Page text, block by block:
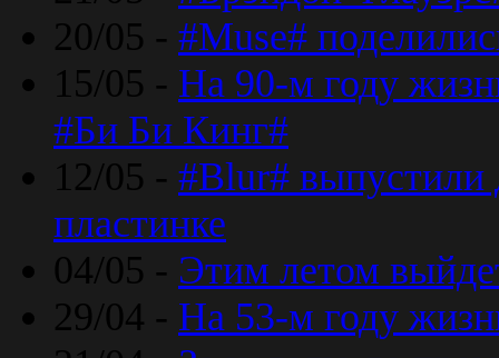
20/05 - #Muse#
15/05 - На 90-м году
#Би Би Кинг#
12/05 - #Blur# выпустили
пластинке
04/05 - Этим летом
29/04 - На 53-м году